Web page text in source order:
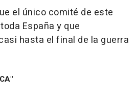
el único comité de este
España y que
hasta el final de la guerra